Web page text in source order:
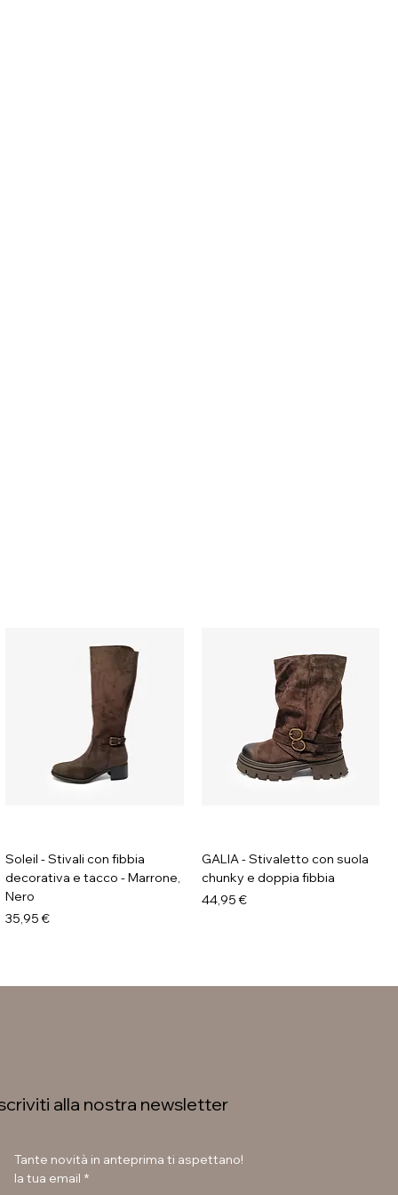
Soleil - Stivali con fibbia
decorativa e tacco - Marrone,
Nero
Prezzo
35,95 €
GALIA - Stivaletto con suola
chunky e doppia fibbia
Prezzo
44,95 €
alla nostra newsletter
Tante novità in anteprima ti aspettano!
la tua email *